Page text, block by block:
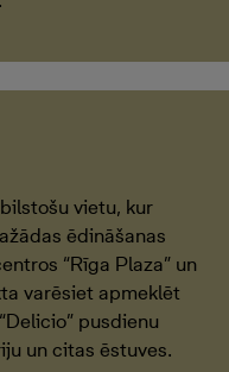
vietu, kur
ēdināšanas
“Rīga Plaza” un
varēsiet apmeklēt
pusdienu
un citas ēstuves.